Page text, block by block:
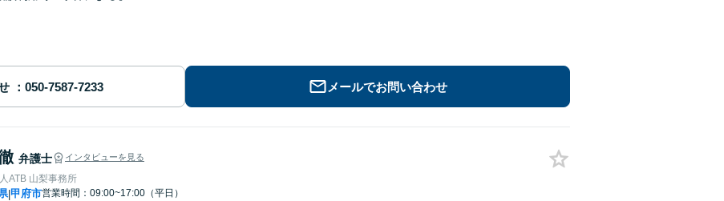
メールでお問い合わせ
弁護士 インタビューを見る
ATB 山梨事務所
|甲府市営業時間：09:00~17:00（平日）